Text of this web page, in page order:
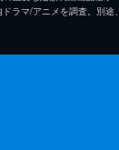
ラマ/アニメを調査。別途